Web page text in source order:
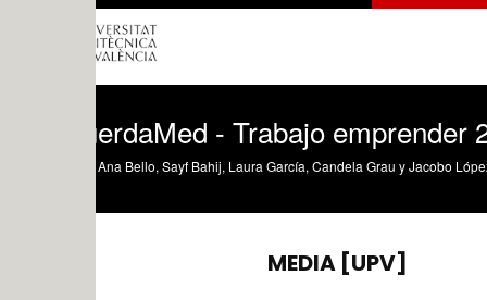
- Trabajo emprender 2025
Bello, Sayf Bahij, Laura García, Candela Grau y Jacobo López.